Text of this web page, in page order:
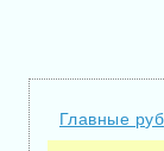
Главные